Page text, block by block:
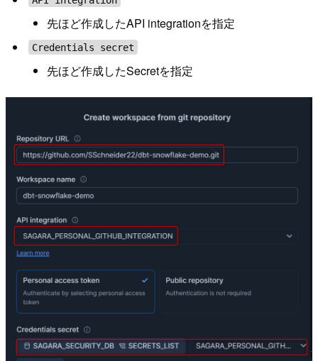
先ほど作成したAPI integrationを指定
Credentials secret
先ほど作成したSecretを指定